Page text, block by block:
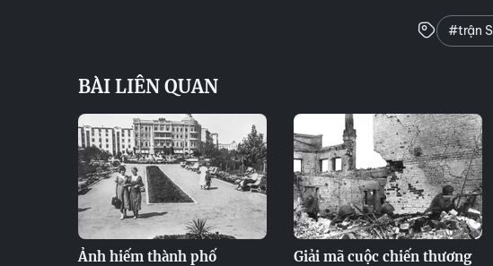
#trận
BÀI LIÊN QUAN
Ảnh hiếm thành phố
Giải mã cuộc chiến thương